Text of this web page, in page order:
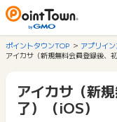
ポイントタウンTOP
アプリイ
アイカサ（新規無料会員登録後、
アイカサ（新
了）（iOS）